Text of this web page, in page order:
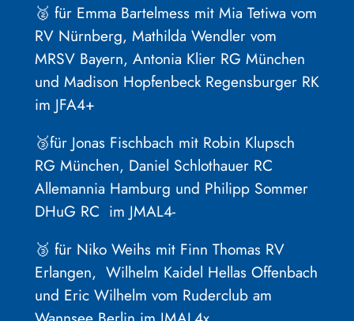
🥈 für Emma Bartelmess mit Mia Tetiwa vom
RV Nürnberg, Mathilda Wendler vom
MRSV Bayern, Antonia Klier RG München
und Madison Hopfenbeck Regensburger RK
im JFA4+
🥉für Jonas Fischbach mit Robin Klupsch
RG München, Daniel Schlothauer RC
Allemannia Hamburg und Philipp Sommer
DHuG RC im JMAL4-
🥉 für Niko Weihs mit Finn Thomas RV
Erlangen, Wilhelm Kaidel Hellas Offenbach
und Eric Wilhelm vom Ruderclub am